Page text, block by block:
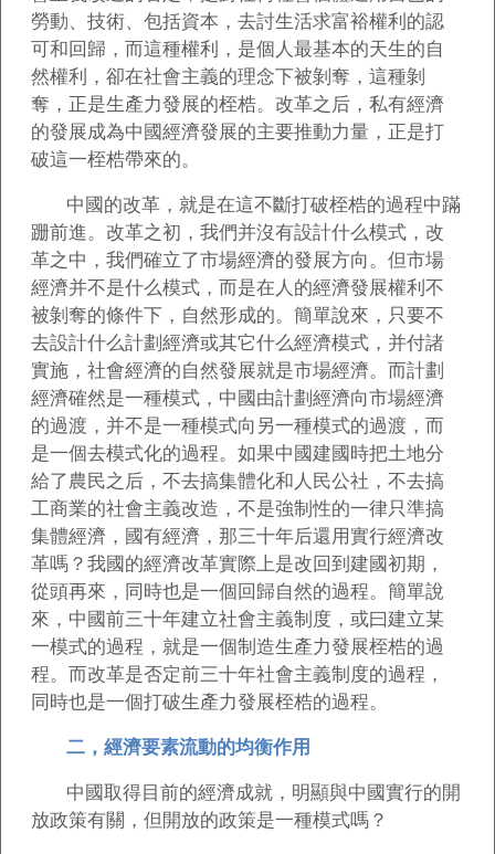
勞動、技術、包括資本，去討生活求富裕權利的認
可和回歸，而這種權利，是個人最基本的天生的自
然權利，卻在社會主義的理念下被剝奪，這種剝
奪，正是生產力發展的桎梏。改革之后，私有經濟
的發展成為中國經濟發展的主要推動力量，正是打
破這一桎梏帶來的。
中國的改革，就是在這不斷打破桎梏的過程中蹣
跚前進。改革之初，我們并沒有設計什么模式，改
革之中，我們確立了市場經濟的發展方向。但市場
經濟并不是什么模式，而是在人的經濟發展權利不
被剝奪的條件下，自然形成的。簡單說來，只要不
去設計什么計劃經濟或其它什么經濟模式，并付諸
實施，社會經濟的自然發展就是市場經濟。而計劃
經濟確然是一種模式，中國由計劃經濟向市場經濟
的過渡，并不是一種模式向另一種模式的過渡，而
是一個去模式化的過程。如果中國建國時把土地分
給了農民之后，不去搞集體化和人民公社，不去搞
工商業的社會主義改造，不是強制性的一律只準搞
集體經濟，國有經濟，那三十年后還用實行經濟改
革嗎？我國的經濟改革實際上是改回到建國初期，
從頭再來，同時也是一個回歸自然的過程。簡單說
來，中國前三十年建立社會主義制度，或曰建立某
一模式的過程，就是一個制造生產力發展桎梏的過
程。而改革是否定前三十年社會主義制度的過程，
同時也是一個打破生產力發展桎梏的過程。
二，經濟要素流動的均衡作用
中國取得目前的經濟成就，明顯與中國實行的開
放政策有關，但開放的政策是一種模式嗎？